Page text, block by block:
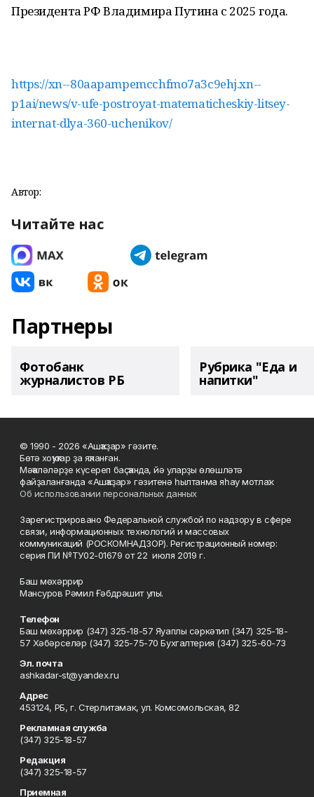
Президента РФ Владимира Путина с 2025 года.
https://xn--80aapampemcchfmo7a3c9ehj.xn--
p1ai/news/v-ufe-postroyat-matematicheskiy-litsey-
internat-dlya-360-uchenikov/
Автор:
Читайте нас
Партнеры
Фотобанк
журналистов РБ
Рубрика "Еда и
напитки"
© 1990 - 2026 «Ашҡаҙар» гәзите.
Бөтә хоҡуҡтар ҙа яҡланған.
Мәҡәләләрҙе күсереп баҫҡанда, йә уларҙы өлөшләтә
файҙаланғанда «Ашҡаҙар» гәзитенә һылтанма яһау мотлаҡ.
Об использовании персональных данных
Зарегистрировано Федеральной службой по надзору в сфере
связи, информационных технологий и массовых
коммуникаций (РОСКОМНАДЗОР). Регистрационный номер:
серия ПИ №ТУ02-01679 от 22 июля 2019 г.
Баш мөхәррир
Мансуров Рәмил Ғәбдрәшит улы.
Телефон
Баш мөхәррир (347) 325-18-57 Яуаплы сәркәтип (347) 325-18-
57 Хәбәрселәр (347) 325-75-70 Бухгалтерия (347) 325-60-73
Эл. почта
ashkadar-st@yandex.ru
Адрес
453124, РБ, г. Стерлитамак, ул. Комсомольская, 82
Рекламная служба
(347) 325-18-57
Редакция
(347) 325-18-57
Приемная